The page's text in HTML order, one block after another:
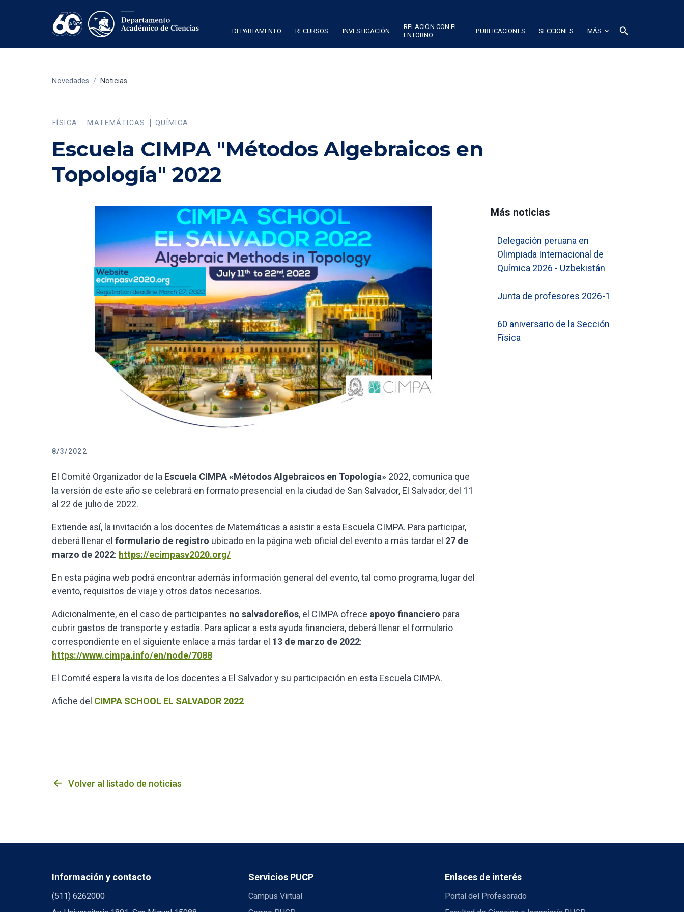
DEPARTAMENTO RECURSOS INVESTIGACIÓN
RELACIÓN CON EL
ENTORNO
PUBLICACIONES SECCIONES MÁS search
Novedades / Noticias
FÍSICA MATEMÁTICAS QUÍMICA
Escuela CIMPA "Métodos Algebraicos en
Topología" 2022
8/3/2022
El Comité Organizador de la Escuela CIMPA «Métodos Algebraicos en Topología» 2022, comunica que
la versión de este año se celebrará en formato presencial en la ciudad de San Salvador, El Salvador, del 11
al 22 de julio de 2022.
Extiende así, la invitación a los docentes de Matemáticas a asistir a esta Escuela CIMPA. Para participar,
deberá llenar el formulario de registro ubicado en la página web oficial del evento a más tardar el 27 de
marzo de 2022: https://ecimpasv2020.org/
En esta página web podrá encontrar además información general del evento, tal como programa, lugar del
evento, requisitos de viaje y otros datos necesarios.
Adicionalmente, en el caso de participantes no salvadoreños, el CIMPA ofrece apoyo financiero para
cubrir gastos de transporte y estadía. Para aplicar a esta ayuda financiera, deberá llenar el formulario
correspondiente en el siguiente enlace a más tardar el 13 de marzo de 2022:
https://www.cimpa.info/en/node/7088
El Comité espera la visita de los docentes a El Salvador y su participación en esta Escuela CIMPA.
Afiche del CIMPA SCHOOL EL SALVADOR 2022
arrow_back Volver al listado de noticias
Más noticias
Delegación peruana en
Olimpiada Internacional de
Química 2026 - Uzbekistán
Junta de profesores 2026-1
60 aniversario de la Sección
Física
Información y contacto
(511) 6262000
Servicios PUCP
Campus Virtual
Enlaces de interés
Portal del Profesorado